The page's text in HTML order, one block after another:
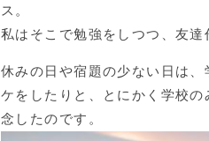
ス。
私はそこで勉強をしつつ、友達
休みの日や宿題の少ない日は
ケをしたりと、とにかく学校
念したのです。